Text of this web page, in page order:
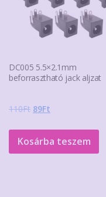
DC005 5.5×2.1mm
beforrasztható jack aljzat
110Ft Original
was:
110Ft.
89Ft
is:
89Ft.
Kosárba teszem